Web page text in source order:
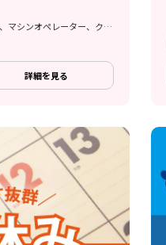
検査、梱包・仕分け、組立・組付け、マシンオペレーター、クリーンルーム
詳細を見る